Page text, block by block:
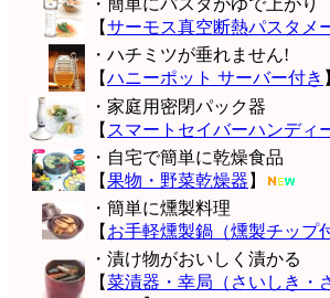
・簡単にパスタがゆで上がり
【サーモス真空断熱パスタメ
・ハチミツが垂れません!
【ハニーポット サーバー付き
・家庭用密閉パック器
【 スマートセイバーハンディ
・自宅で簡単に乾燥食品
【果物・野菜乾燥器 】
・簡単に燻製料理
【 お手軽燻製鍋（燻製チップ
・漬け物がおいしく漬かる
【菜漬器・幸局（さいしき・